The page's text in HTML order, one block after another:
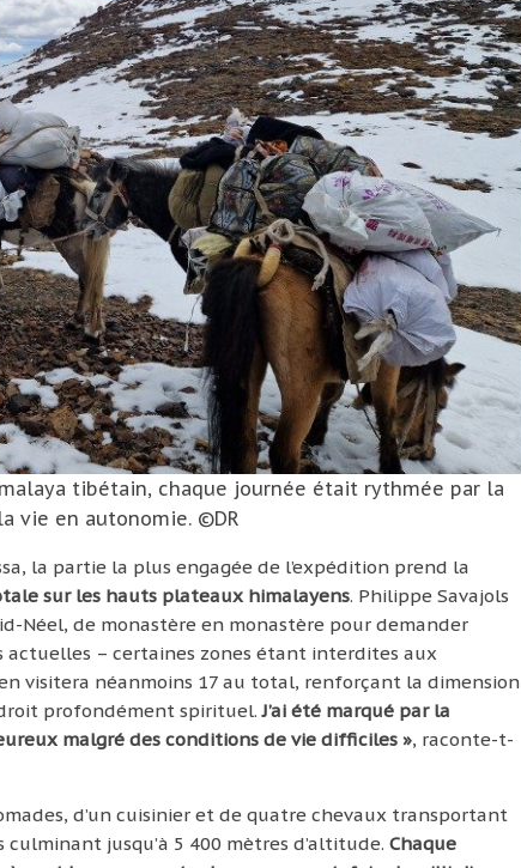
tibétain, chaque journée était rythmée par la
vie en autonomie. ©DR
la partie la plus engagée de l’expédition prend la
sur les hauts plateaux himalayens. Philippe Savajols
Néel, de monastère en monastère pour demander
actuelles – certaines zones étant interdites aux
visitera néanmoins 17 au total, renforçant la dimension
profondément spirituel.J’ai été marqué par la
malgré des conditions de vie difficiles », raconte-t-
d’un cuisinier et de quatre chevaux transportant
jusqu’à 5 400 mètres d’altitude. Chaque